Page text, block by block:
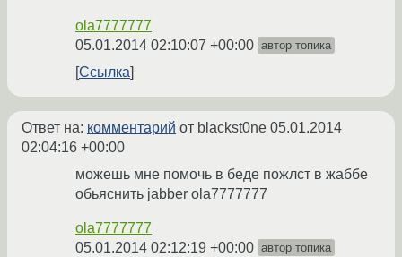
ola7777777
05.01.2014 02:10:07 +00:00 автор топика
Ссылка
Ответ на: комментарий от blackst0ne 05.01.2014
02:04:16 +00:00
можешь мне помочь в беде пожлст в жаббе
обьяснить jabber ola7777777
ola7777777
05.01.2014 02:12:19 +00:00 автор топика